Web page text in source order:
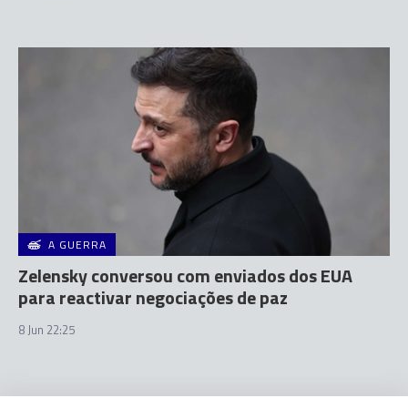
A GUERRA
Zelensky conversou com enviados dos EUA
para reactivar negociações de paz
8 Jun 22:25